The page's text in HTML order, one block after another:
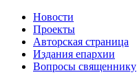
Новости
Проекты
Авторская страница
Издания епархии
Вопросы священнику